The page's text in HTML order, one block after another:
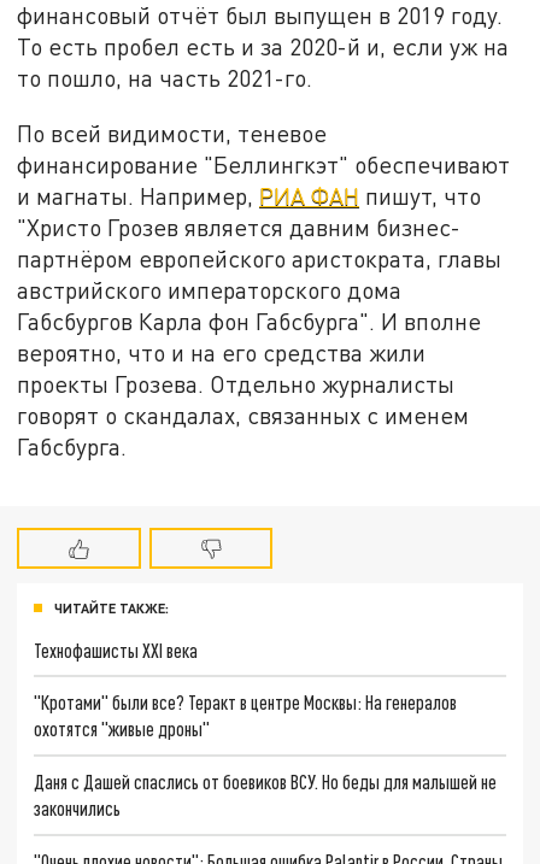
финансовый отчёт был выпущен в 2019 году.
То есть пробел есть и за 2020-й и, если уж на
то пошло, на часть 2021-го.
По всей видимости, теневое
финансирование "Беллингкэт" обеспечивают
и магнаты. Например, РИА ФАН пишут, что
"Христо Грозев является давним бизнес-
партнёром европейского аристократа, главы
австрийского императорского дома
Габсбургов Карла фон Габсбурга". И вполне
вероятно, что и на его средства жили
проекты Грозева. Отдельно журналисты
говорят о скандалах, связанных с именем
Габсбурга.
ЧИТАЙТЕ ТАКЖЕ:
Технофашисты XXI века
"Кротами" были все? Теракт в центре Москвы: На генералов
охотятся "живые дроны"
Даня с Дашей спаслись от боевиков ВСУ. Но беды для малышей не
закончились